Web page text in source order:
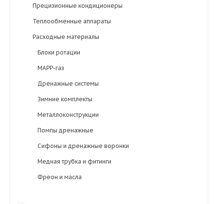
Прецизионные кондиционеры
Теплообменные аппараты
Расходные материалы
Блоки ротации
MAPP-газ
Дренажные системы
Зимние комплекты
Металлоконструкции
Помпы дренажные
Сифоны и дренажные воронки
Медная трубка и фитинги
Фреон и масла